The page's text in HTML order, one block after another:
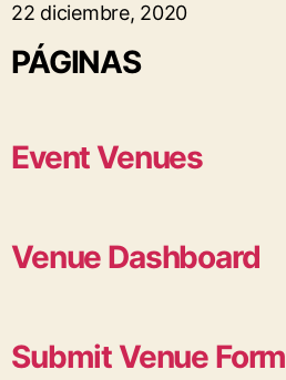
22 diciembre, 2020
PÁGINAS
Event Venues
Venue Dashboard
Submit Venue Form